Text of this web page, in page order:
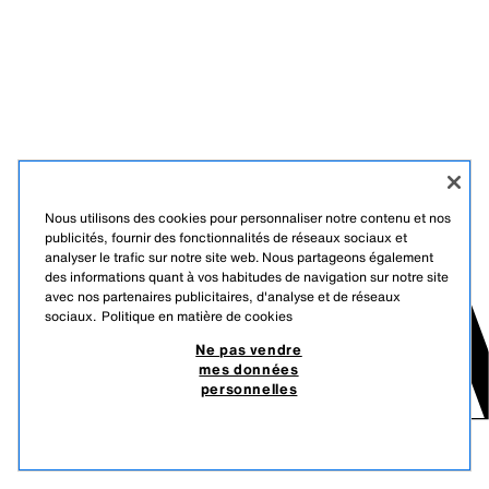
Nous utilisons des cookies pour personnaliser notre contenu et nos
publicités, fournir des fonctionnalités de réseaux sociaux et
analyser le trafic sur notre site web. Nous partageons également
des informations quant à vos habitudes de navigation sur notre site
avec nos partenaires publicitaires, d'analyse et de réseaux
sociaux. Politique en matière de cookies
Ne pas vendre
mes données
personnelles